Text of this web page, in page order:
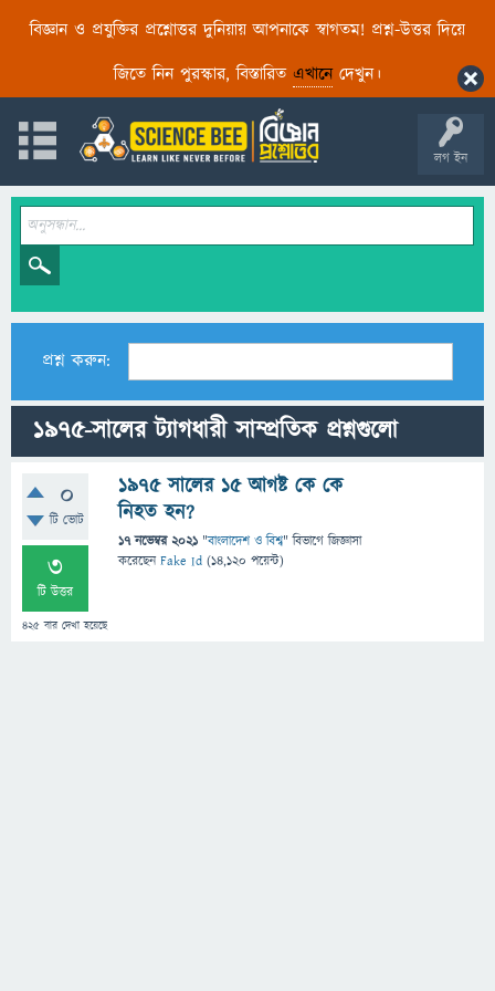
বিজ্ঞান ও প্রযুক্তির প্রশ্নোত্তর দুনিয়ায় আপনাকে স্বাগতম! প্রশ্ন-উত্তর দিয়ে
জিতে নিন পুরস্কার, বিস্তারিত এখানেদেখুন।
লগ ইন
প্রশ্ন করুন:
১৯৭৫-সালের ট্যাগধারী সাম্প্রতিক প্রশ্নগুলো
0
টি ভোট
3
টি উত্তর
425 বার দেখা হয়েছে
১৯৭৫ সালের ১৫ আগষ্ট কে কে
নিহত হন?
17 নভেম্বর 2021 "বাংলাদেশ ও বিশ্ব" বিভাগে জিজ্ঞাসা
করেছেনFake Id (14,120 পয়েন্ট)